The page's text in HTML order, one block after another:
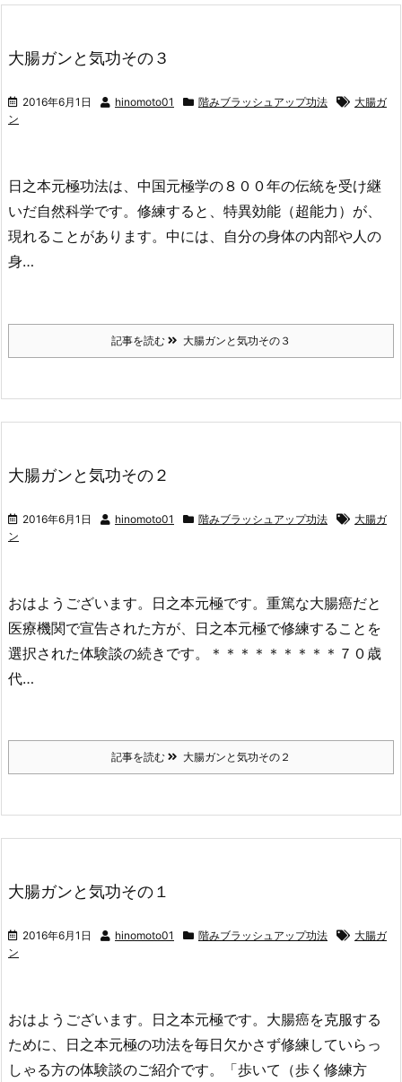
大腸ガンと気功その３
2016年6月1日 hinomoto01 階みブラッシュアップ功法
大腸ガ
ン
日之本元極功法は、中国元極学の８００年の伝統を受け継
いだ自然科学です。修練すると、特異効能（超能力）が、
現れることがあります。中には、自分の身体の内部や人の
身…
記事を読む 大腸ガンと気功その３
大腸ガンと気功その２
2016年6月1日 hinomoto01 階みブラッシュアップ功法
大腸ガ
ン
おはようございます。日之本元極です。重篤な大腸癌だと
医療機関で宣告された方が、日之本元極で修練することを
選択された体験談の続きです。＊＊＊＊＊＊＊＊＊７０歳
代…
記事を読む 大腸ガンと気功その２
大腸ガンと気功その１
2016年6月1日 hinomoto01 階みブラッシュアップ功法
大腸ガ
ン
おはようございます。日之本元極です。大腸癌を克服する
ために、日之本元極の功法を毎日欠かさず修練していらっ
しゃる方の体験談のご紹介です。「歩いて（歩く修練方